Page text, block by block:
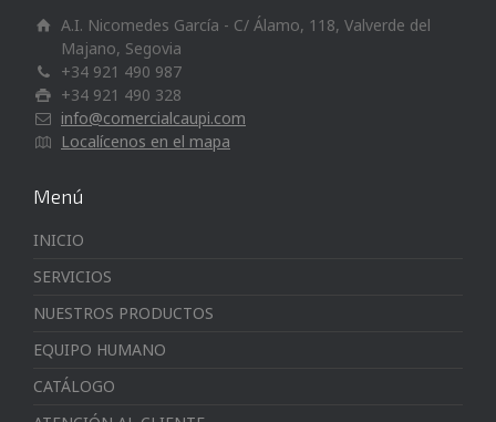
A.I. Nicomedes García - C/ Álamo, 118, Valverde del
Majano, Segovia
+34 921 490 987
+34 921 490 328
info@comercialcaupi.com
Localícenos en el mapa
Menú
INICIO
SERVICIOS
NUESTROS PRODUCTOS
EQUIPO HUMANO
CATÁLOGO